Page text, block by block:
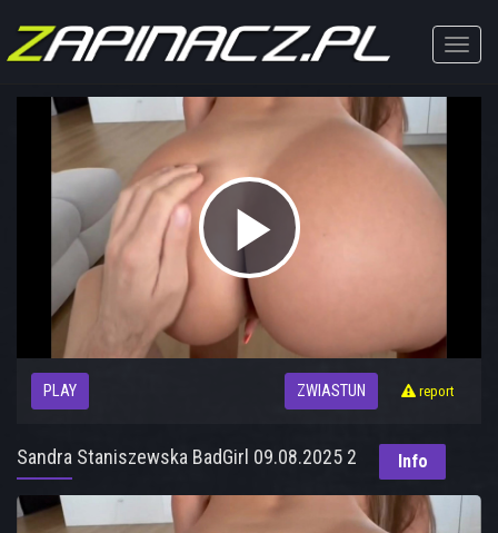
Toggle
Play
Video
PLAY ZWIASTUN report
Sandra Staniszewska BadGirl 09.08.2025 2 Info